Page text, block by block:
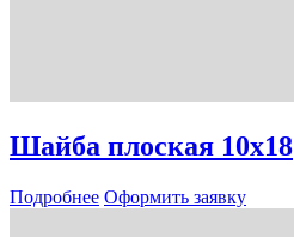
Шайба плоская 10х18
Подробнее Оформить заявку